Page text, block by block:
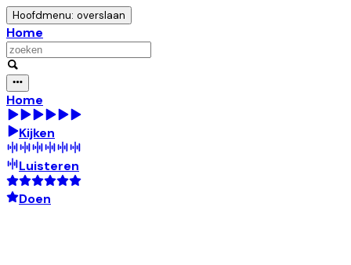
Hoofdmenu: overslaan
Home
Home
Kijken
Luisteren
Doen